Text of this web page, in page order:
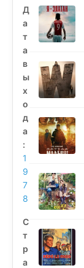
тебе
нужно
бабки
(1978)
смотреть
бесплатно
Д
а
т
а
в
ы
х
о
д
а
:
1
9
7
8
С
т
р
а